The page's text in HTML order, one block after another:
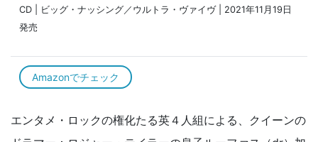
CD | ビッグ・ナッシング／ウルトラ・ヴァイヴ | 2021年11月19日
発売
Amazonでチェック
エンタメ・ロックの権化たる英４人組による、クイーンの